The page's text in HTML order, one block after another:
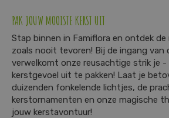
PAK JOUW MOOISTE KERST UIT
Stap binnen in Famiflora en ontdek de
zoals nooit tevoren! Bij de ingang van
verwelkomt onze reusachtige strik je -
kerstgevoel uit te pakken! Laat je
duizenden fonkelende lichtjes, de
kerstornamenten en onze magische
jouw kerstavontuur!